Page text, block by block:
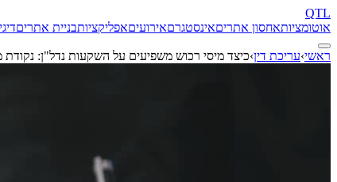
QTL
אוטומציותאחסון אתריםאינסטגרםאירועיםאפליקציותבניית אתרים
ראשי›עריכת דין›כיצד מיסי רכוש משפיעים על השקעות נדל"ן: נקודת